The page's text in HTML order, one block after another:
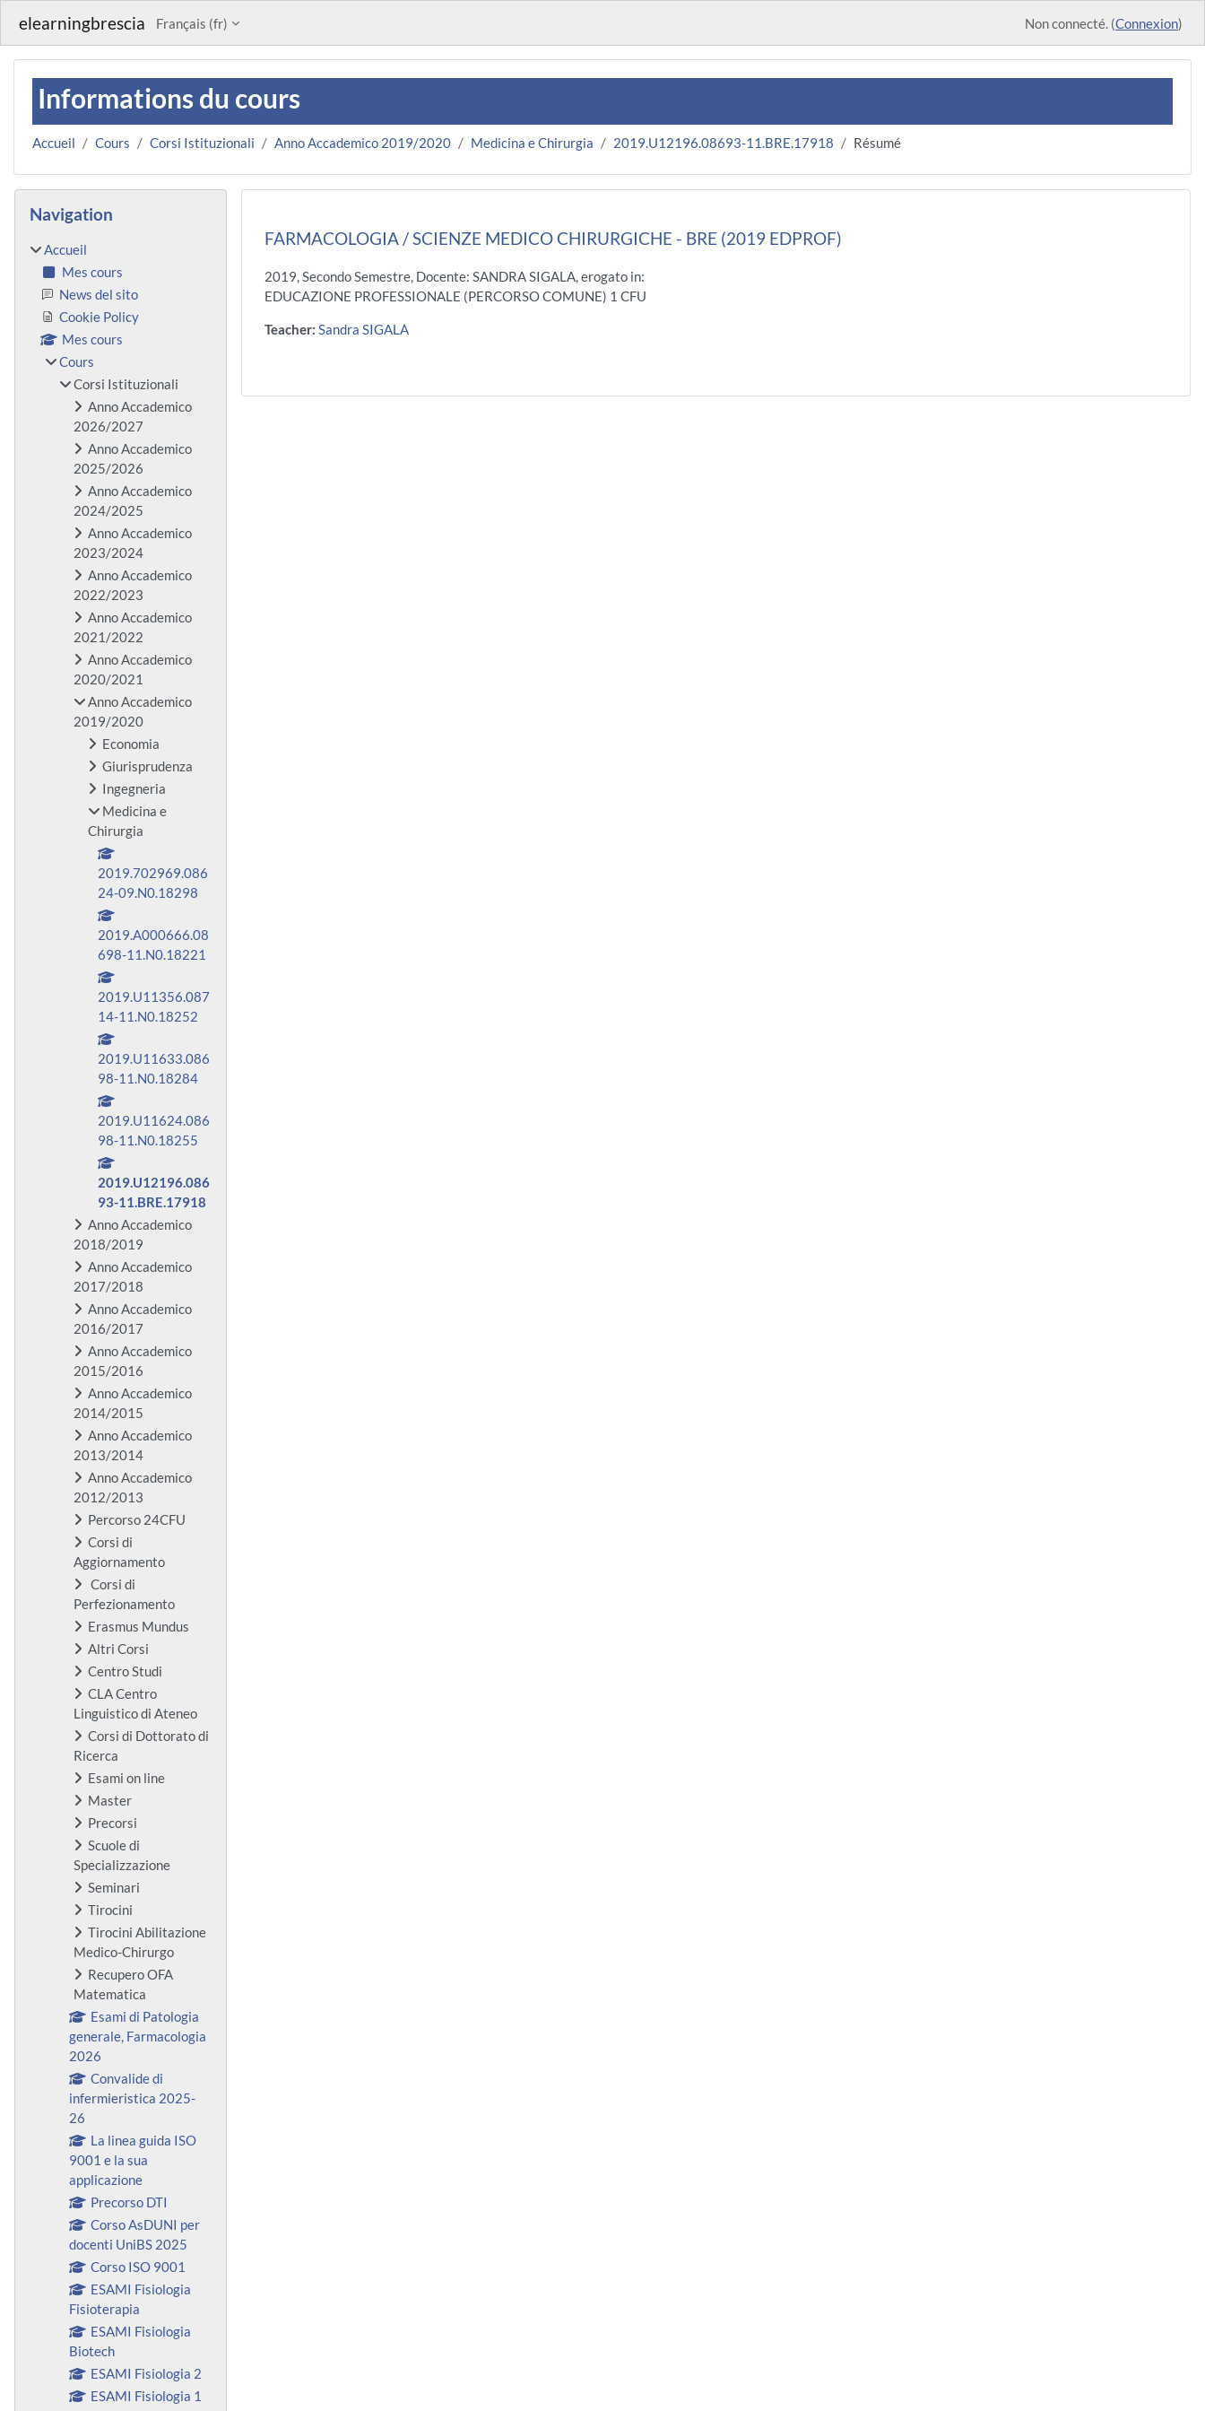
elearningbrescia Français ‎(fr)‎ Non connecté. (Connexion)
Informations du cours
Accueil Cours Corsi Istituzionali Anno Accademico 2019/2020 Medicina e Chirurgia 2019.U12196.08693-11.BRE.17918 Résumé
FARMACOLOGIA / SCIENZE MEDICO CHIRURGICHE - BRE (2019 EDPROF)
2019, Secondo Semestre, Docente: SANDRA SIGALA, erogato in:
EDUCAZIONE PROFESSIONALE (PERCORSO COMUNE) 1 CFU
Teacher: Sandra SIGALA
Blocs
Navigation
Accueil
Mes cours
News del sito
Cookie Policy
Mes cours
Cours
Corsi Istituzionali
Anno Accademico
2026/2027
Anno Accademico
2025/2026
Anno Accademico
2024/2025
Anno Accademico
2023/2024
Anno Accademico
2022/2023
Anno Accademico
2021/2022
Anno Accademico
2020/2021
Anno Accademico
2019/2020
Economia
Giurisprudenza
Ingegneria
Medicina e
Chirurgia
2019.702969.086
24-09.N0.18298
2019.A000666.08
698-11.N0.18221
2019.U11356.087
14-11.N0.18252
2019.U11633.086
98-11.N0.18284
2019.U11624.086
98-11.N0.18255
2019.U12196.086
93-11.BRE.17918
Anno Accademico
2018/2019
Anno Accademico
2017/2018
Anno Accademico
2016/2017
Anno Accademico
2015/2016
Anno Accademico
2014/2015
Anno Accademico
2013/2014
Anno Accademico
2012/2013
Percorso 24CFU
Corsi di
Aggiornamento
Corsi di
Perfezionamento
Erasmus Mundus
Altri Corsi
Centro Studi
CLA Centro
Linguistico di Ateneo
Corsi di Dottorato di
Ricerca
Esami on line
Master
Precorsi
Scuole di
Specializzazione
Seminari
Tirocini
Tirocini Abilitazione
Medico-Chirurgo
Recupero OFA
Matematica
Esami di Patologia
generale, Farmacologia
2026
Convalide di
infermieristica 2025-
26
La linea guida ISO
9001 e la sua
applicazione
Precorso DTI
Corso AsDUNI per
docenti UniBS 2025
Corso ISO 9001
ESAMI Fisiologia
Fisioterapia
ESAMI Fisiologia
Biotech
ESAMI Fisiologia 2
ESAMI Fisiologia 1